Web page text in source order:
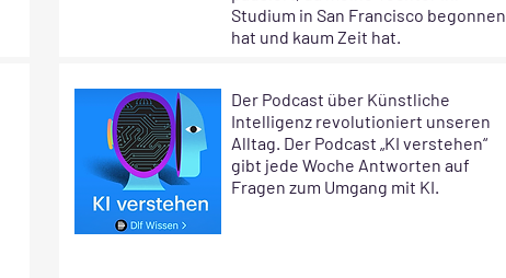
Studium in San Francisco begonnen
hat und kaum Zeit hat.
Der Podcast über Künstliche
Intelligenz revolutioniert unseren
Alltag. Der Podcast „KI verstehen“
gibt jede Woche Antworten auf
Fragen zum Umgang mit KI.